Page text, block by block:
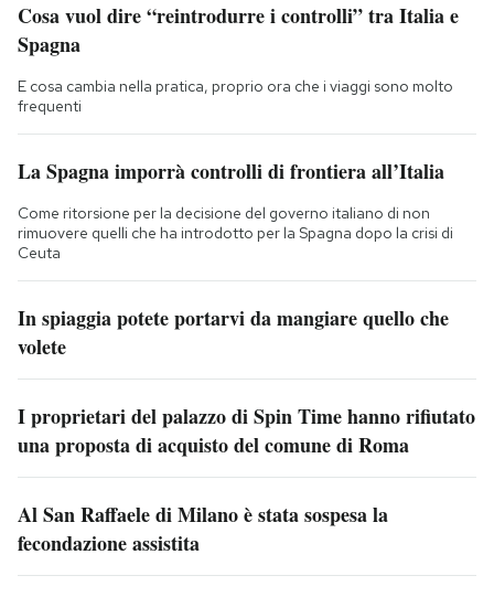
Cosa vuol dire “reintrodurre i controlli” tra Italia e
Spagna
E cosa cambia nella pratica, proprio ora che i viaggi sono molto
frequenti
La Spagna imporrà controlli di frontiera all’Italia
Come ritorsione per la decisione del governo italiano di non
rimuovere quelli che ha introdotto per la Spagna dopo la crisi di
Ceuta
In spiaggia potete portarvi da mangiare quello che
volete
I proprietari del palazzo di Spin Time hanno rifiutato
una proposta di acquisto del comune di Roma
Al San Raffaele di Milano è stata sospesa la
fecondazione assistita